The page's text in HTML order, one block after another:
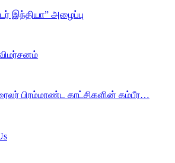
இந்தியா” அழைப்பு
பிரம்மாண்ட காட்சிகளின் கம்பீர…